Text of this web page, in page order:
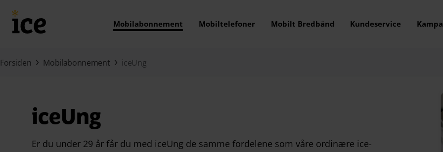
Mobilabonnement Mobiltelefoner Mobilt Bredbånd Kundeservice
Forsiden Mobilabonnement iceUng
iceUng
Er du under 29 år får du med iceUng de samme fordelene som våre ordinære ice-